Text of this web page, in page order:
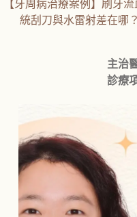
【牙周病治療案例】刷牙
統刮刀與水雷射差在哪
主治
診療